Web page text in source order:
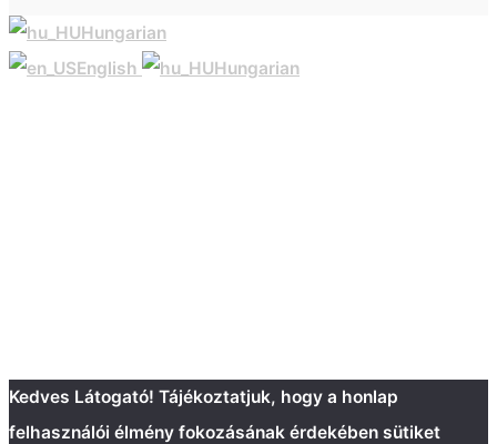
Hungarian
English
Hungarian
Kedves Látogató! Tájékoztatjuk, hogy a honlap
felhasználói élmény fokozásának érdekében sütiket